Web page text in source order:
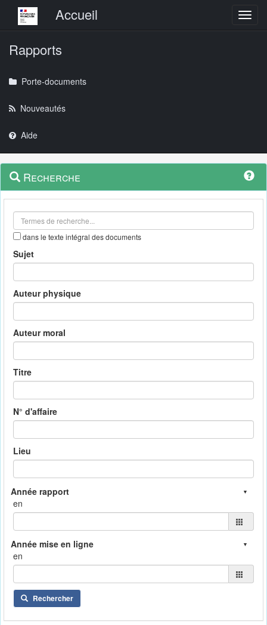
Menu principalAccueil
Rapports
Porte-documents
Nouveautés
Aide
Navigation
outils
Menu
contextuel
Recherche
dans le texte intégral des documents
Sujet
Auteur physique
Auteur moral
Titre
N° d'affaire
Lieu
en
en
Rechercher